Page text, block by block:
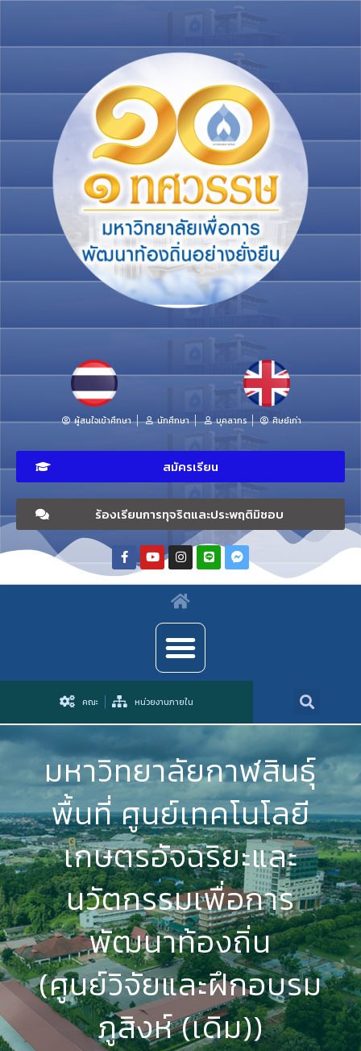
ผู้สนใจเข้าศึกษา นักศึกษา บุคลากร ศิษย์เก่า
สมัครเรียน
ร้องเรียนการทุจริตและประพฤติมิชอบ
คณะ หน่วยงานภายใน
มหาวิทยาลัยกาฬสินธุ์
พื้นที่ ศูนย์เทคโนโลยี
เกษตรอัจฉริยะและ
นวัตกรรมเพื่อการ
พัฒนาท้องถิ่น
(ศูนย์วิจัยและฝึกอบรม
ภูสิงห์ (เดิม))